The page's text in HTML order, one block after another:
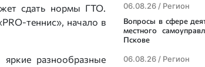
сдать нормы ГТО.
теннис», начало в
разнообразные
06.08.26 / Регион
Вопросы в сфере
местного
Пскове
06.08.26 / Регион